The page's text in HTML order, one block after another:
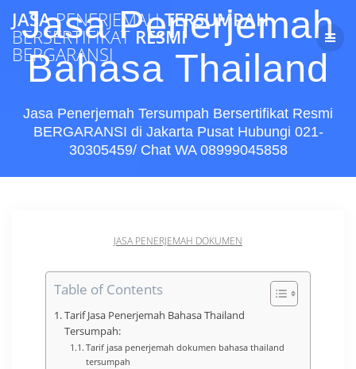
to
content
JASAPENERJEMAHTERSUMPAH
BERSERTIFIKAT RESMI
BERGARANSI
Jasa Penerjemah
Bahasa Thailand
Jasa Penerjemah Tersumpah Bersertifikat Resmi
BERGARANSI di Jakarta Pusat Hubungi 021-
30305459/ Chat WA 08999045858
JASA PENERJEMAH DOKUMEN
Table of Contents
Tarif Jasa Penerjemah Bahasa Thailand
Tersumpah:
Tarif jasa penerjemah dokumen bahasa thailand
tersumpah